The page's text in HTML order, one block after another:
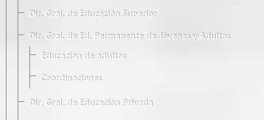
Dir. Gral. de Educación Superior
Dir. Gral. de Ed. Permanente de Jóvenes y Adultos
Educación de adultos
Coordinaciones
Dir. Gral. de Educación Privada